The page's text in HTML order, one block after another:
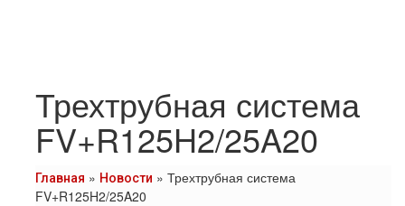
Трехтрубная система
FV+R125H2/25A20
Главная » Новости » Трехтрубная система
FV+R125H2/25A20